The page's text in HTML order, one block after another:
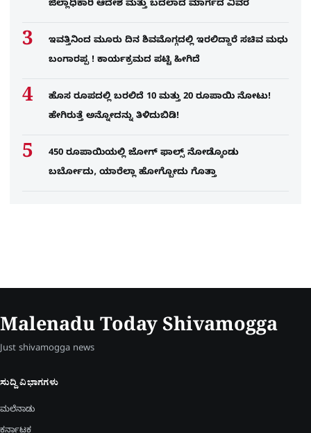
ಜಿಲ್ಲಾಧಿಕಾರಿ ಆದೇಶ ಮತ್ತು ಬದಲಾದ ಮಾರ್ಗದ ವಿವರ
ಇವತ್ತಿನಿಂದ ಮೂರು ದಿನ ಶಿವಮೊಗ್ಗದಲ್ಲಿ ಇರಲಿದ್ದಾರೆ ಸಚಿವ ಮಧು
ಬಂಗಾರಪ್ಪ ! ಕಾರ್ಯಕ್ರಮದ ಪಟ್ಟಿ ಹೀಗಿದೆ
ಹೊಸ ರೂಪದಲ್ಲಿ ಬರಲಿದೆ 10 ಮತ್ತು 20 ರೂಪಾಯಿ ನೋಟು!
ಹೇಗಿರುತ್ತೆ ಅನ್ನೋದನ್ನು ತಿಳಿದುಬಿಡಿ!
450 ರೂಪಾಯಿಯಲ್ಲಿ ಜೋಗ್​ ಫಾಲ್ಸ್​ ನೋಡ್ಕೊಂಡು
ಬರ್ಬೋದು, ಯಾರೆಲ್ಲಾ ಹೋಗ್ಬೋದು ಗೊತ್ತಾ
Malenadu Today Shivamogga
Just shivamogga news
ಸುದ್ದಿ ವಿಭಾಗಗಳು
ಮಲೆನಾಡು